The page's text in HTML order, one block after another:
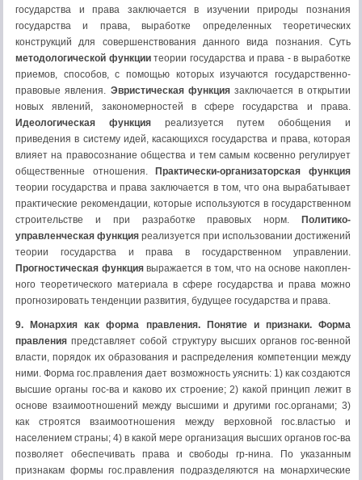
государства и права заключается в изу­чении природы познания
государства и права, выработке определенных те­оретических
конструкций для совершенствования данного вида познания. Суть
методологической функциитеории государства и права - в выработ­ке
приемов, способов, с помощью которых изучаются государственно-
правовые явления. Эвристическая функция заключается в открытии
новых явлений, законо­мерностей в сфере государства и права.
Идеологическая функцияреализуется путем обобщения и
приведения в систему идей, касающихся государства и права, которая
влияет на правосоз­нание общества и тем самым косвенно регулирует
общественные отношения.
Практически-организаторская функция
теории государства и права зак­лючается в том, что она вырабатывает
практические рекомендации, кото­рые используются в государственном
строительстве и при разработке пра­вовых норм.
Политико-
управленческая функция реализуется при использовании дос­тижений
теории государства и права в государственном управлении.
Прогностическая функциявыражается в том, что на основе накоплен­
ного теоретического материала в сфере государства и права можно
прогно­зировать тенденции развития, будущее государства и права.
9. Монархия как форма правления. Понятие и признаки. Форма
правленияпредставляет собой структуру высших органов гос-венной
власти, порядок их образования и распределения компетенции между
ними. Форма гос.правления дает возможность уяснить: 1) как создаются
высшие органы гос-ва и каково их строение; 2) какой принцип лежит в
основе взаимоотношений между высшими и другими гос.органами; 3)
как строятся взаимоотношения между верховной гос.властью и
населением страны; 4) в какой мере организация высших органов гос-ва
позволяет обеспечивать права и свободы гр-нина. По указанным
признакам формы гос.правления подразделяются на монархические